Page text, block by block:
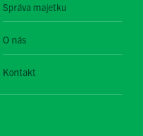
Správa majetku
O nás
Kontakt